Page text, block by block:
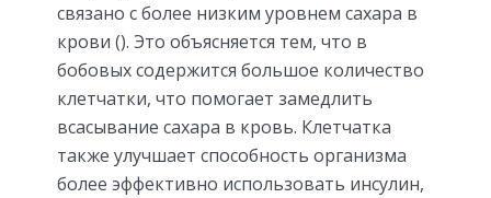
связано с более низким уровнем сахара в
крови (). Это объясняется тем, что в
бобовых содержится большое количество
клетчатки, что помогает замедлить
всасывание сахара в кровь. Клетчатка
также улучшает способность организма
более эффективно использовать инсулин,